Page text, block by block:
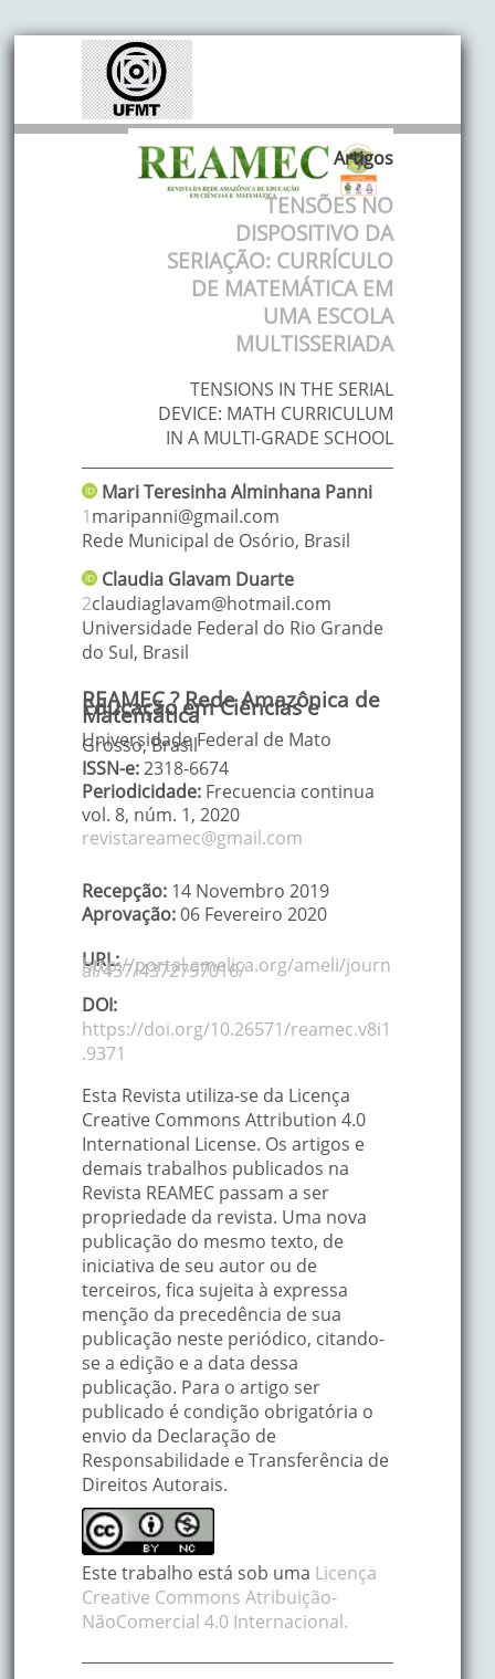
Artigos
TENSÕES NO
DISPOSITIVO DA
SERIAÇÃO: CURRÍCULO
DE MATEMÁTICA EM
UMA ESCOLA
MULTISSERIADA
TENSIONS IN THE SERIAL
DEVICE: MATH CURRICULUM
IN A MULTI-GRADE SCHOOL
Mari Teresinha Alminhana Panni
1maripanni@gmail.com
Rede Municipal de Osório, Brasil
Claudia Glavam Duarte
2claudiaglavam@hotmail.com
Universidade Federal do Rio Grande
do Sul, Brasil
REAMEC ? Rede Amazônica de
Educação em Ciências e
Matemática
Universidade Federal de Mato
Grosso, Brasil
ISSN-e:2318-6674
Periodicidade: Frecuencia continua
vol. 8, núm. 1, 2020
revistareamec@gmail.com
Recepção: 14 Novembro 2019
Aprovação:06 Fevereiro 2020
URL:
http://portal.amelica.org/ameli/journ
al/437/4372757016/
DOI:
https://doi.org/10.26571/reamec.v8i1
.9371
Esta Revista utiliza-se da Licença
Creative Commons Attribution 4.0
International License. Os artigos e
demais trabalhos publicados na
Revista REAMEC passam a ser
propriedade da revista. Uma nova
publicação do mesmo texto, de
iniciativa de seu autor ou de
terceiros, fica sujeita à expressa
menção da precedência de sua
publicação neste periódico, citando-
se a edição e a data dessa
publicação. Para o artigo ser
publicado é condição obrigatória o
envio da Declaração de
Responsabilidade e Transferência de
Direitos Autorais.
Este trabalho está sob uma Licença
Creative Commons Atribuição-
NãoComercial 4.0 Internacional.